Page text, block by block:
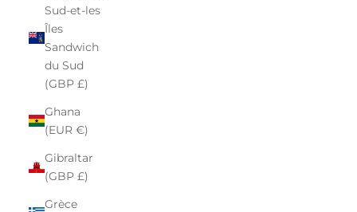
Sud-et-les
Îles
Sandwich
du Sud
(GBP £)
Ghana
(EUR €)
Gibraltar
(GBP £)
Grèce